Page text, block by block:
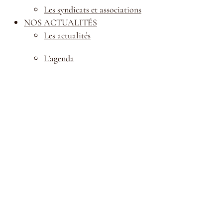
Les syndicats et associations
NOS ACTUALITÉS
Les actualités
L’agenda